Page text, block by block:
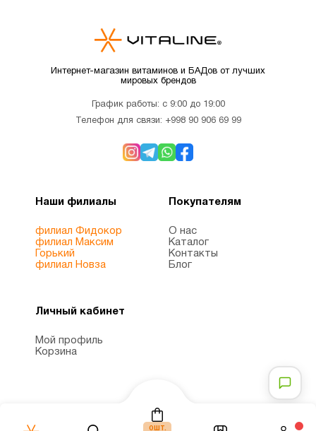
0шт.
Интернет-магазин витаминов и БАДов от лучших
мировых брендов
График работы: с 9:00 до 19:00
Телефон для связи: +998 90 906 69 99
Наши филиалы
филиал Фидокор
филиал Максим
Горький
филиал Новза
Покупателям
О нас
Каталог
Контакты
Блог
Личный кабинет
Мой профиль
Корзина